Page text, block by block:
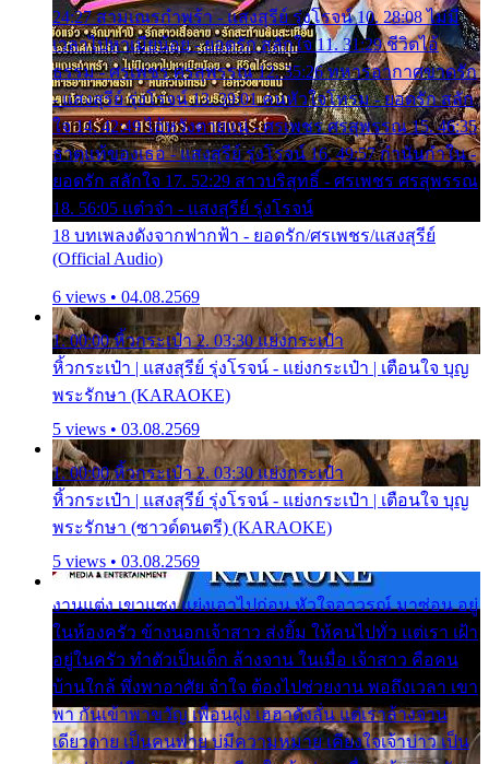
24:27 สามเณรกำพร้า - แสงสุรีย์ รุ่งโรจน์ 10. 28:08 ไม่มี
เวลาไปหาเมียน้อย - ยอดรัก สลักใจ 11. 31:29 ชีวิตไอ้
ธรรม - ศรเพชร ศรสุพรรณ 12. 35:26 ทหารอากาศขาดรัก
- แสงสุรีย์ รุ่งโรจน์ 13. 39:01 คนหัวใจโทรม - ยอดรัก สลัก
ใจ 14. 42:49 ไอ้หวังตายแน่ - ศรเพชร ศรสุพรรณ 15. 46:35
ธาตุแท้ของเธอ - แสงสุรีย์ รุ่งโรจน์ 16. 49:57 กำนันกำใน -
ยอดรัก สลักใจ 17. 52:29 สาวบริสุทธิ์ - ศรเพชร ศรสุพรรณ
18. 56:05 แต๋วจ๋า - แสงสุรีย์ รุ่งโรจน์
18 บทเพลงดังจากฟากฟ้า - ยอดรัก/ศรเพชร/แสงสุรีย์
(Official Audio)
6 views • 04.08.2569
1. 00:00 หิ้วกระเป๋า 2. 03:30 แย่งกระเป๋า
หิ้วกระเป๋า | แสงสุรีย์ รุ่งโรจน์ - แย่งกระเป๋า | เตือนใจ บุญ
พระรักษา (KARAOKE)
5 views • 03.08.2569
1. 00:00 หิ้วกระเป๋า 2. 03:30 แย่งกระเป๋า
หิ้วกระเป๋า | แสงสุรีย์ รุ่งโรจน์ - แย่งกระเป๋า | เตือนใจ บุญ
พระรักษา (ซาวด์ดนตรี) (KARAOKE)
5 views • 03.08.2569
งานแต่ง เขาแซง แย่งเอาไปก่อน หัวใจอาวรณ์ มาซ่อน อยู่
ในห้องครัว ข้างนอกเจ้าสาว ส่งยิ้ม ให้คนไปทั่ว แต่เรา เฝ้า
อยู่ในครัว ทำตัวเป็นเด็ก ล้างจาน ในเมื่อ เจ้าสาว คือคน
บ้านใกล้ พึ่งพาอาศัย จำใจ ต้องไปช่วยงาน พอถึงเวลา เขา
พา กันเข้าพาขวัญ เพื่อนฝูง เฮฮาดังลั่น แต่เราล้างจาน
เดียวดาย เป็นคนพ่าย บ่มีความหมาย เคียงใจเจ้าบ่าว เป็น